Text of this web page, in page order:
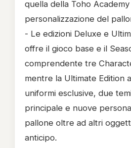
quella della Toho
personalizzazione del
- Le edizioni Deluxe e
offre il gioco base e il
comprendente tre
mentre la Ultimate Edition
uniformi esclusive, due
principale e nuove
pallone oltre ad altri
anticipo.